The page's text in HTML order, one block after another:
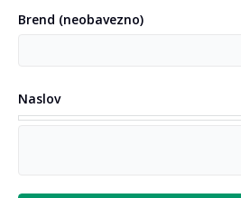
Sadržaj stranice ili izvorni kod(
Brend (neobavezno)
Naslov